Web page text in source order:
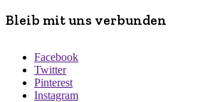
Bleib mit uns verbunden
Facebook
Twitter
Pinterest
Instagram